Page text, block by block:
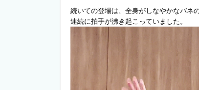
続いての登場は、全身がしなやかなバネ
連続に拍手が沸き起こっていました。